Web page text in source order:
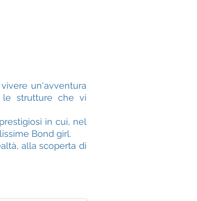
un'avventura
strutture che vi
in cui, nel
Bond girl.
alla scoperta di